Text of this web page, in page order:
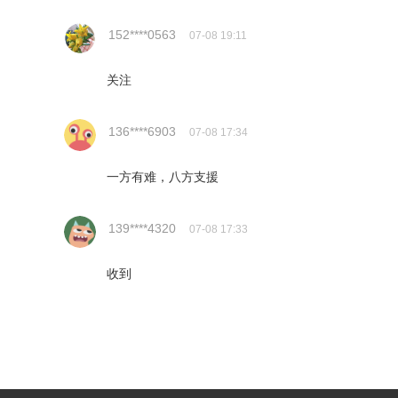
152****0563 07-08 19:11
关注
136****6903 07-08 17:34
一方有难，八方支援
139****4320 07-08 17:33
收到